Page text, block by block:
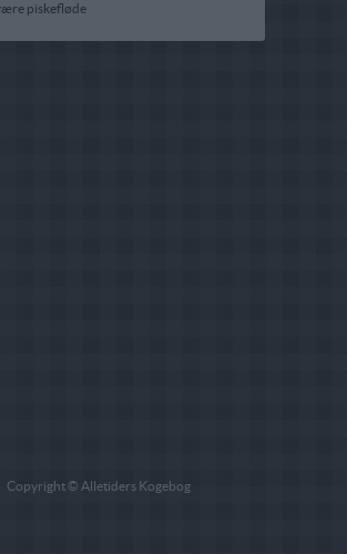
piskefløde
Copyright © Alletiders Kogebog